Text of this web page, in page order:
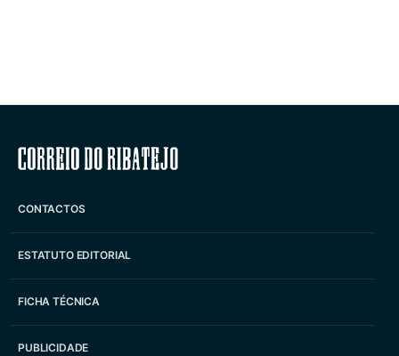
Correio do Ribatejo
CONTACTOS
ESTATUTO EDITORIAL
FICHA TÉCNICA
PUBLICIDADE